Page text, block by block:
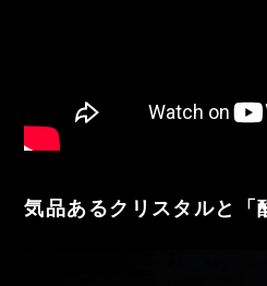
気品あるクリスタルと「